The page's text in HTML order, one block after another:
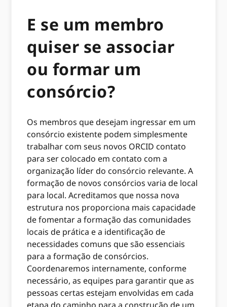
E se um membro
quiser se associar
ou formar um
consórcio?
Os membros que desejam ingressar em um
consórcio existente podem simplesmente
trabalhar com seus novos ORCID contato
para ser colocado em contato com a
organização líder do consórcio relevante. A
formação de novos consórcios varia de local
para local. Acreditamos que nossa nova
estrutura nos proporciona mais capacidade
de fomentar a formação das comunidades
locais de prática e a identificação de
necessidades comuns que são essenciais
para a formação de consórcios.
Coordenaremos internamente, conforme
necessário, as equipes para garantir que as
pessoas certas estejam envolvidas em cada